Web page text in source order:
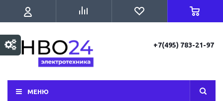
+7(495) 783-21-97
МЕНЮ